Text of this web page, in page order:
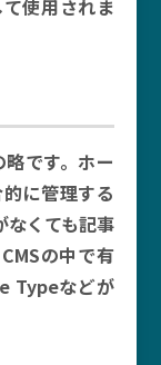
使用されま
です。ホー
に管理する
なくても記事
の中で有
Typeなどが